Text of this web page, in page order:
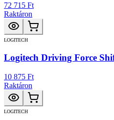
72 715 Ft
Raktáron
LOGITECH
Logitech Driving Force
10 875 Ft
Raktáron
LOGITECH